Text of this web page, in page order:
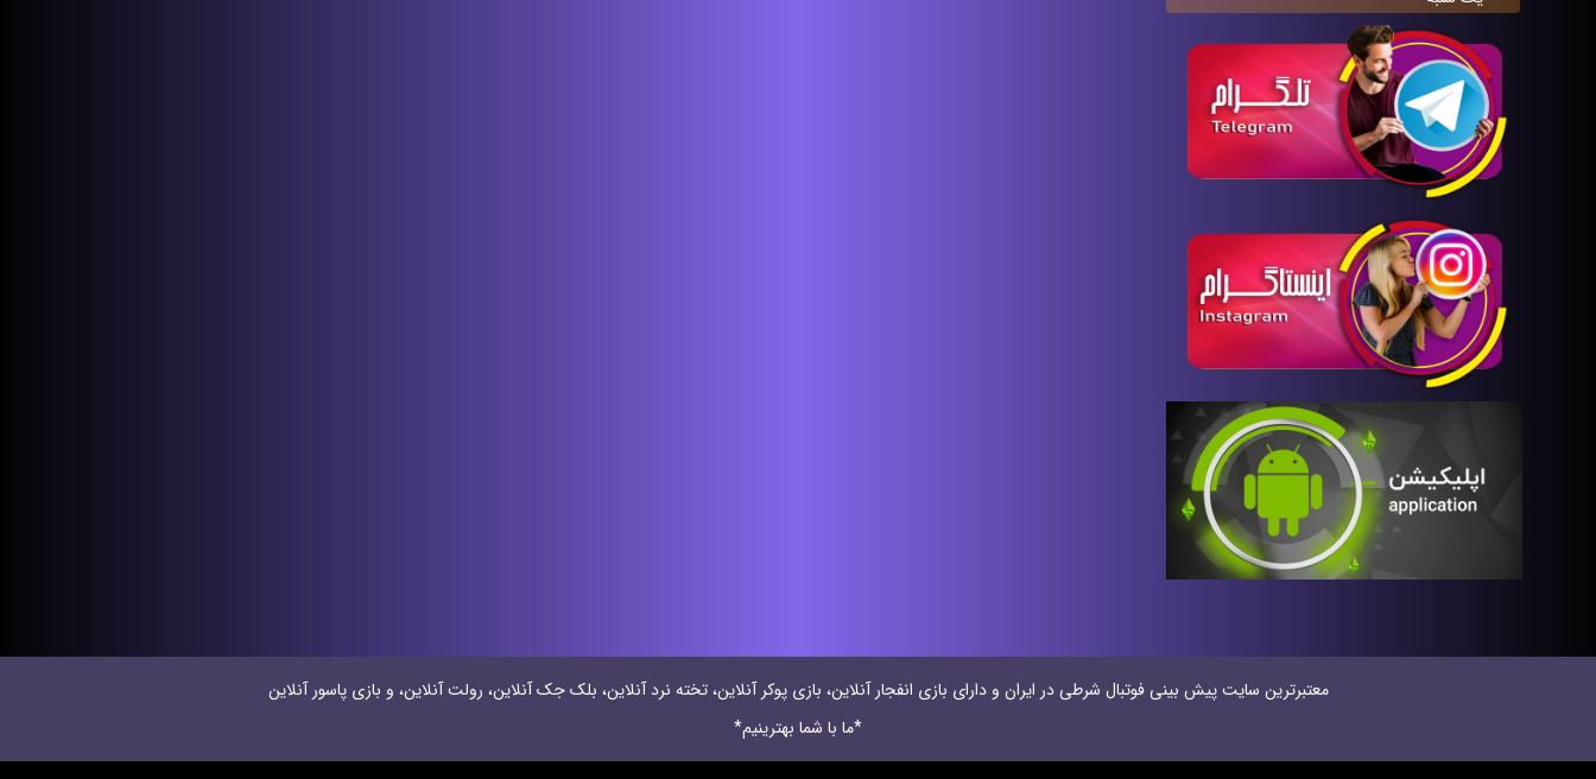
معتبر‌ترین سایت پیش بینی‌ فوتبال شرطی در ایران و دارای بازی انفجار آنلاین، بازی پوکر آنلاین، تخته نرد آنلاین، بلک جک آنلاین، رولت آنلاین، و بازی پاسور آنلاین
*ما با شما بهترینیم*